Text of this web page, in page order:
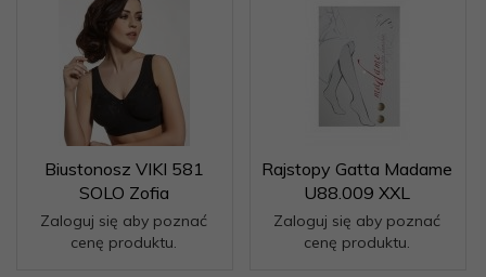
Biustonosz VIKI 581
SOLO Zofia
Zaloguj się aby poznać
cenę produktu.
Rajstopy Gatta Madame
U88.009 XXL
Zaloguj się aby poznać
cenę produktu.